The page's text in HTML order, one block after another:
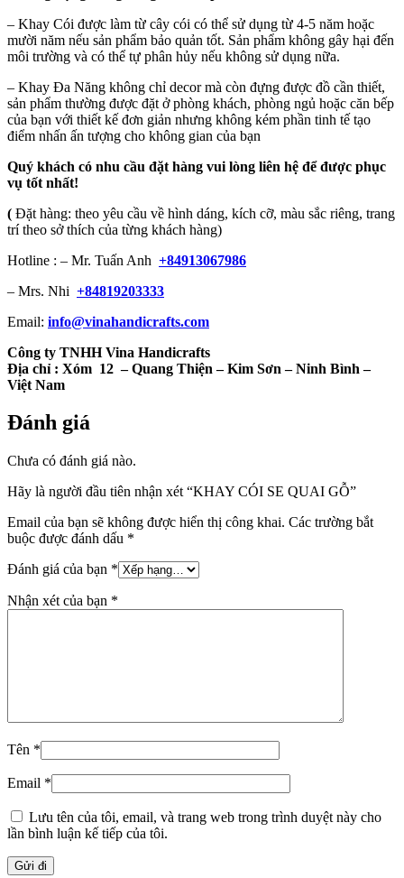
– Khay Cói được làm từ cây cói có thể sử dụng từ 4-5 năm hoặc
mười năm nếu sản phẩm bảo quản tốt. Sản phẩm không gây hại đến
môi trường và có thể tự phân hủy nếu không sử dụng nữa.
– Khay Đa Năng không chỉ decor mà còn đựng được đồ cần thiết,
sản phẩm thường được đặt ở phòng khách, phòng ngủ hoặc căn bếp
của bạn với thiết kế đơn giản nhưng không kém phần tinh tế tạo
điểm nhấn ấn tượng cho không gian của bạn
Quý khách có nhu cầu đặt hàng vui lòng liên hệ để được phục
vụ tốt nhất!
( Đặt hàng: theo yêu cầu về hình dáng, kích cỡ, màu sắc riêng, trang
trí theo sở thích của từng khách hàng)
Hotline : – Mr. Tuấn Anh +84913067986
– Mrs. Nhi +84819203333
Email: info@vinahandicrafts.com
Công ty TNHH Vina Handicrafts
Địa chỉ : Xóm 12 – Quang Thiện – Kim Sơn – Ninh Bình –
Việt Nam
Đánh giá
Chưa có đánh giá nào.
Hãy là người đầu tiên nhận xét “KHAY CÓI SE QUAI GỖ”
Email của bạn sẽ không được hiển thị công khai. Các trường bắt
buộc được đánh dấu *
Đánh giá của bạn *
Nhận xét của bạn *
Tên *
Email *
Lưu tên của tôi, email, và trang web trong trình duyệt này cho
lần bình luận kế tiếp của tôi.